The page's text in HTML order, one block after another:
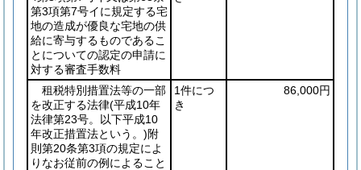
第3項第7号イに規定する宅
地の造成が優良な宅地の供
給に寄与するものであるこ
とについての認定の申請に
対する審査手数料
租税特別措置法等の一部
を改正する法律(平成10年
法律第23号。以下平成10
年改正措置法という。)附
則第20条第3項の規定によ
りなお従前の例によること
1件につ
き
86,000円